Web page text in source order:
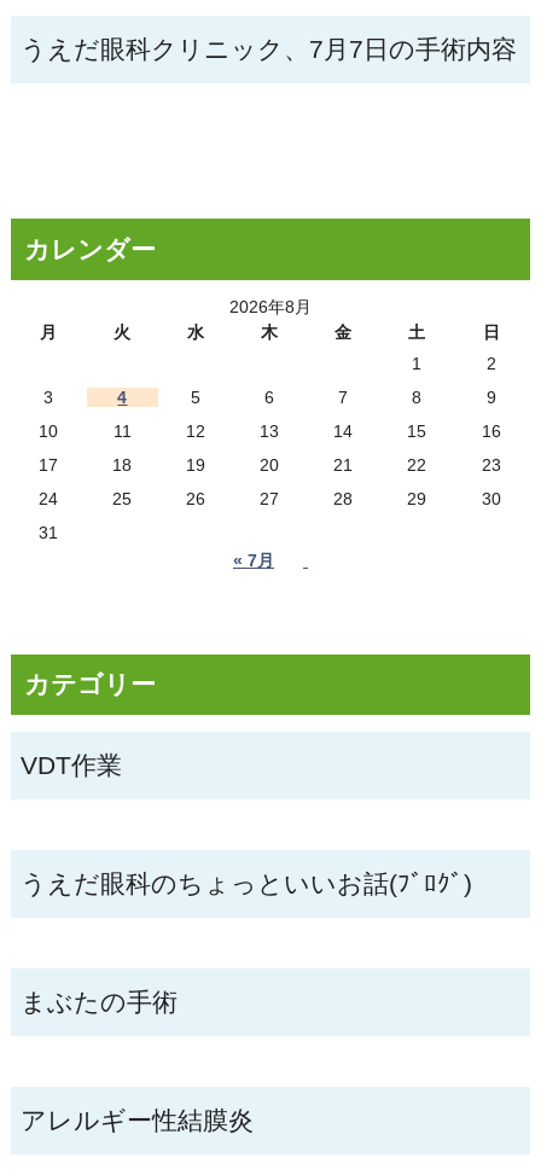
うえだ眼科クリニック、7月7日の手術内容
カレンダー
2026年8月
月
火 水 木 金 土
日
1
2
3
4 5 6 7 8
9
10
11 12 13 14 15
16
17
18 19 20 21 22
23
24
25 26 27 28 29
30
31
« 7月
カテゴリー
VDT作業
うえだ眼科のちょっといいお話(ﾌﾞﾛｸﾞ)
まぶたの手術
アレルギー性結膜炎